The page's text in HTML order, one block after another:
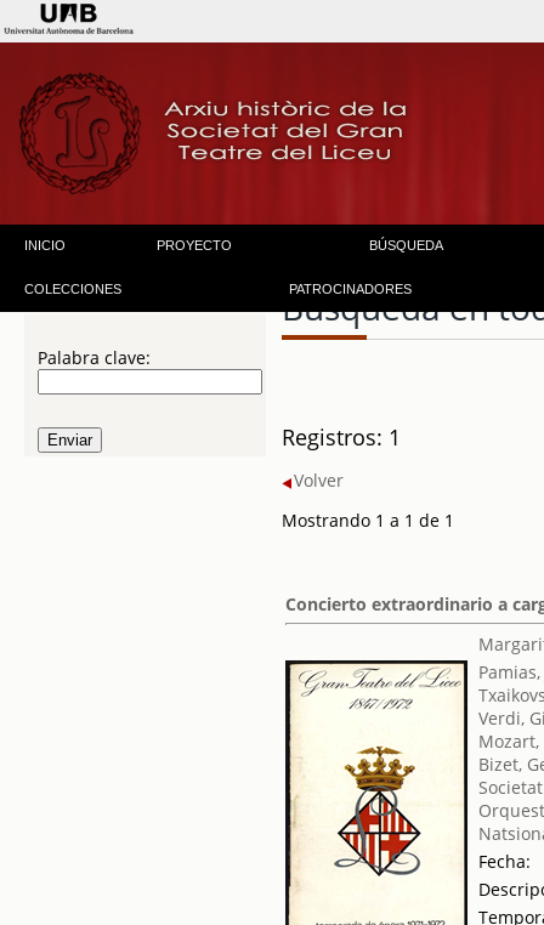
INICIO PROYECTO BÚSQUEDA
COLECCIONES PATROCINADORES
Palabra clave:
Búsqueda en
Registros: 1
Volver
Mostrando 1 a 1 de 1
Concierto extraordinario a
Verdi,
Bizet,
Fecha: